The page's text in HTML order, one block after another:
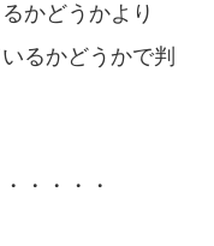
かどうかより
るかどうかで判
・・・・